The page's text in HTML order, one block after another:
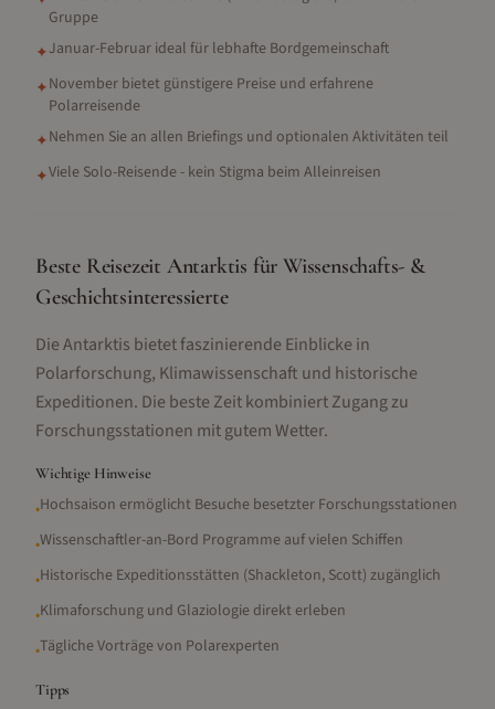
Gruppe
✦Januar-Februar ideal für lebhafte Bordgemeinschaft
✦November bietet günstigere Preise und erfahrene
Polarreisende
✦Nehmen Sie an allen Briefings und optionalen Aktivitäten teil
✦Viele Solo-Reisende - kein Stigma beim Alleinreisen
Beste Reisezeit Antarktis für Wissenschafts- &
Geschichtsinteressierte
Die Antarktis bietet faszinierende Einblicke in
Polarforschung, Klimawissenschaft und historische
Expeditionen. Die beste Zeit kombiniert Zugang zu
Forschungsstationen mit gutem Wetter.
Wichtige Hinweise
•Hochsaison ermöglicht Besuche besetzter Forschungsstationen
•Wissenschaftler-an-Bord Programme auf vielen Schiffen
•Historische Expeditionsstätten (Shackleton, Scott) zugänglich
•Klimaforschung und Glaziologie direkt erleben
•Tägliche Vorträge von Polarexperten
Tipps